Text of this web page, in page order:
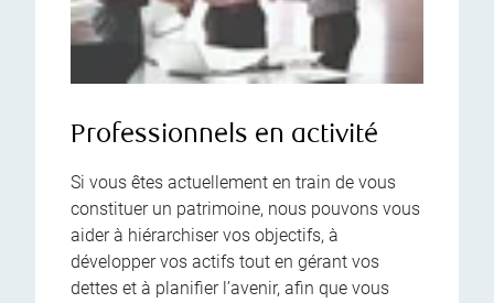
Professionnels en activité
Si vous êtes actuellement en train de vous
constituer un patrimoine, nous pouvons vous
aider à hiérarchiser vos objectifs, à
développer vos actifs tout en gérant vos
dettes et à planifier l’avenir, afin que vous